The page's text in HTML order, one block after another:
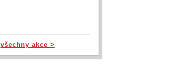
všechny akce >